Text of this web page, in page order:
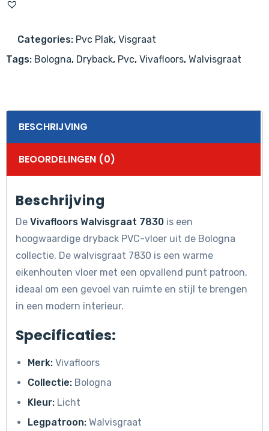
Categories: Pvc Plak, Visgraat
Tags: Bologna, Dryback, Pvc, Vivafloors, Walvisgraat
BESCHRIJVING
BEOORDELINGEN (0)
Beschrijving
De Vivafloors Walvisgraat 7830 is een
hoogwaardige dryback PVC-vloer uit de Bologna
collectie. De walvisgraat 7830 is een warme
eikenhouten vloer met een opvallend punt patroon,
ideaal om een gevoel van ruimte en stijl te brengen
in een modern interieur.
Specificaties:
Merk: Vivafloors
Collectie: Bologna
Kleur: Licht
Legpatroon: Walvisgraat